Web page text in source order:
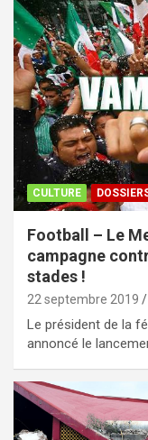
CULTURE
Football – Le
campagne
stades !
22 septembre 2019
Le président de la
annoncé le